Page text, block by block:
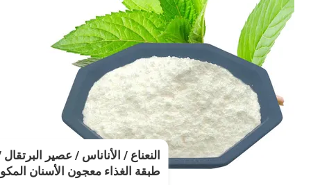
طبقة الغذاء معجون الأسنان